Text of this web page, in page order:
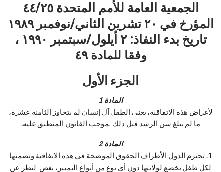
الجمعية العامة للأمم المتحدة ٤٤/٢٥
المؤرخ في ٢٠ تشرين الثاني/
نوفمبر ١٩٨٩
تاريخ بدء النفاذ: ٢ أيلول/سبتمبر ١٩٩٠ ،
وفقا للمادة٤٩
الجزء الأول
المادة 1
لأغراض هذه الاتفاقية، يعنى الطفل آل إنسان لم يتجاوز الثامنة عشرة،
ما لم يبلغ سن الرشد قبل ذلك بموجب القانون المنطبق عليه.
المادة 2
1. تحترم الدول الأطراف الحقوق الموضحة في هذه الاتفاقية وتضمنها
لكل طفل يخضع لولايتها دون أي نوع من أنواع التمييز، بغض النظر عن